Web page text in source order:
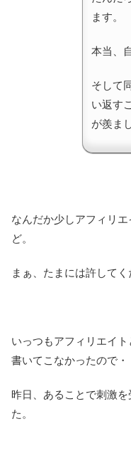
ます。
本当、
そして
い返す
が羨ま
なんだか少しアフィリ
ど。
まぁ、たまには許してく
いっつもアフィリエイ
書いてこなかったので・
昨日、あることで刺激
た。